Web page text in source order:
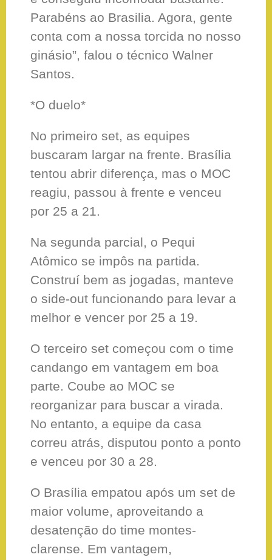
Parabéns ao Brasilia. Agora, gente
conta com a nossa torcida no nosso
ginásio”, falou o técnico Walner
Santos.
*O duelo*
No primeiro set, as equipes
buscaram largar na frente. Brasília
tentou abrir diferença, mas o MOC
reagiu, passou à frente e venceu
por 25 a 21.
Na segunda parcial, o Pequi
Atômico se impôs na partida.
Construí bem as jogadas, manteve
o side-out funcionando para levar a
melhor e vencer por 25 a 19.
O terceiro set começou com o time
candango em vantagem em boa
parte. Coube ao MOC se
reorganizar para buscar a virada.
No entanto, a equipe da casa
correu atrás, disputou ponto a ponto
e venceu por 30 a 28.
O Brasília empatou após um set de
maior volume, aproveitando a
desatenção do time montes-
clarense. Em vantagem,